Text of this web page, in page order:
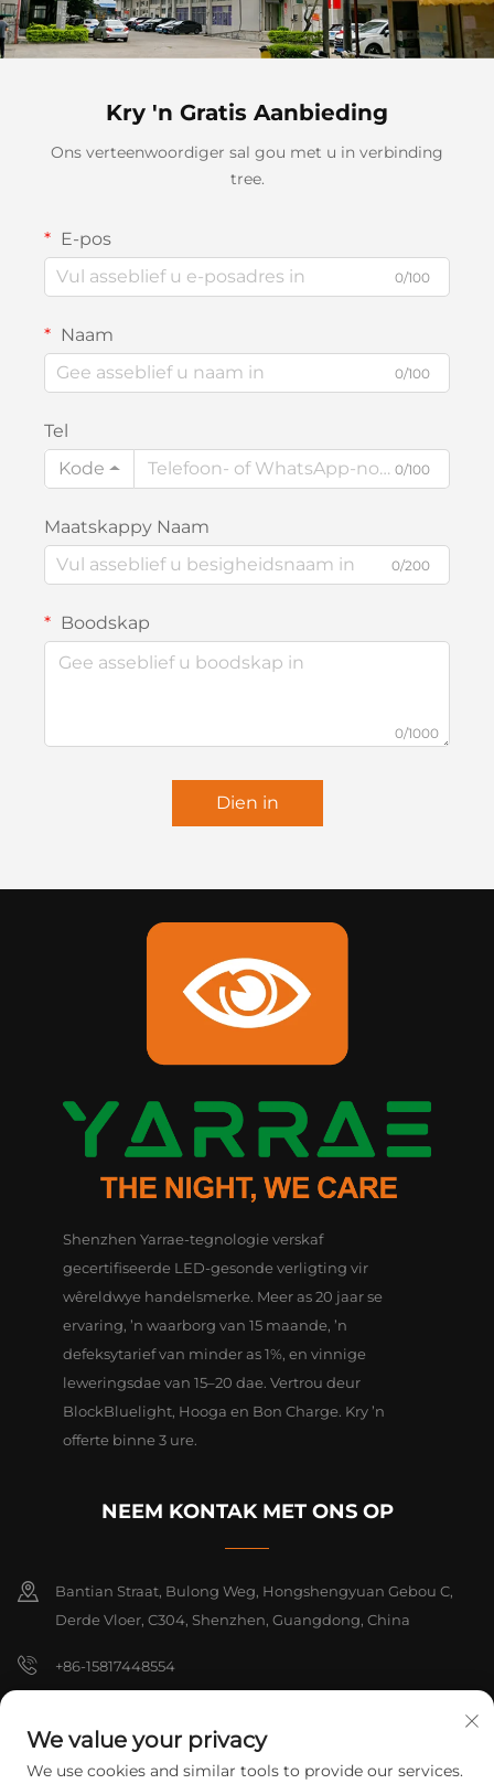
Kry 'n Gratis Aanbieding
Ons verteenwoordiger sal gou met u in verbinding
tree.
E-pos
0/100
Naam
0/100
Tel
Kode
0/100
Maatskappy Naam
0/200
Boodskap
0/1000
Dien in
Shenzhen Yarrae-tegnologie verskaf
gecertifiseerde LED-gesonde verligting vir
wêreldwye handelsmerke. Meer as 20 jaar se
ervaring, ’n waarborg van 15 maande, ’n
defeksytarief van minder as 1%, en vinnige
leweringsdae van 15–20 dae. Vertrou deur
BlockBluelight, Hooga en Bon Charge. Kry ’n
offerte binne 3 ure.
NEEM KONTAK MET ONS OP
Bantian Straat, Bulong Weg, Hongshengyuan Gebou C,
Derde Vloer, C304, Shenzhen, Guangdong, China
+86-15817448554
We value your privacy
We use cookies and similar tools to provide our services.